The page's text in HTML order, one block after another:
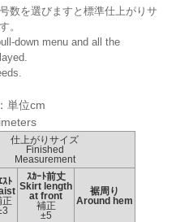
数を選びますと標準仕上がりサ
。
down menu and all the
単位cm
仕上がりサイズ
Finished
Measurement
ｽﾄ
正
ｽｶｰﾄ前丈
Skirt length
at front
補正
±5
裾周り
Around hem